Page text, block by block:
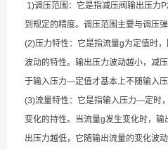
1)调压范围：它是指减压阀输出压力
到规定的精度。调压范围主要与调压弹
(2)压力特性：它是指流量g为定值时
波动的特性。输出压力波动越小，减
于输入压力—定值才基本上不随输入压
(3)流量特性：它是指输入压力—定时
变化的持性。当流量g发生变化时，
出压力越低，它随输出流量的变化波动